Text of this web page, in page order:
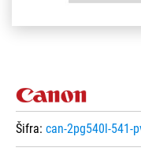
Šifra: can-2pg540l-541-